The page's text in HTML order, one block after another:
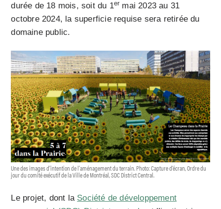
durée de 18 mois, soit du 1er mai 2023 au 31
octobre 2024, la superficie requise sera retirée du
domaine public.
Une des images d’intention de l’aménagement du terrain. Photo: Capture d’écran, Ordre du
jour du comité exécutif de la Ville de Montréal, SDC District Central.
Le projet, dont la Société de développement